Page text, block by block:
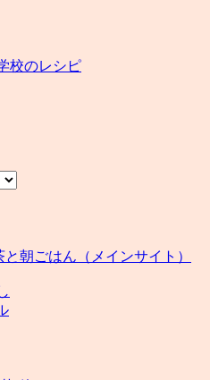
校のレシピ
朝ごはん（メインサイト）